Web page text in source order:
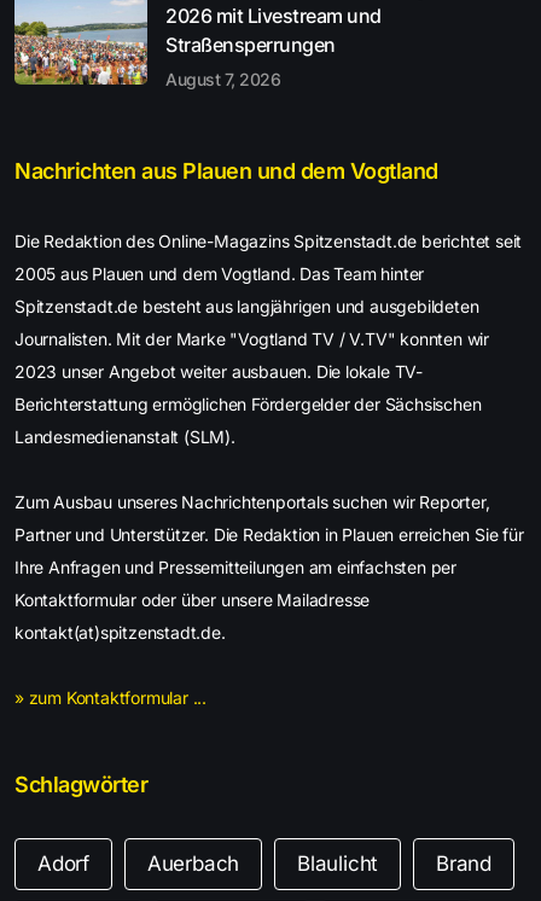
2026 mit Livestream und
Straßensperrungen
August 7, 2026
Nachrichten aus Plauen und dem Vogtland
Die Redaktion des Online-Magazins Spitzenstadt.de berichtet seit
2005 aus Plauen und dem Vogtland. Das Team hinter
Spitzenstadt.de besteht aus langjährigen und ausgebildeten
Journalisten. Mit der Marke "Vogtland TV / V.TV" konnten wir
2023 unser Angebot weiter ausbauen. Die lokale TV-
Berichterstattung ermöglichen Fördergelder der Sächsischen
Landesmedienanstalt (SLM).
Zum Ausbau unseres Nachrichtenportals suchen wir Reporter,
Partner und Unterstützer. Die Redaktion in Plauen erreichen Sie für
Ihre Anfragen und Pressemitteilungen am einfachsten per
Kontaktformular oder über unsere Mailadresse
kontakt(at)spitzenstadt.de.
» zum Kontaktformular ...
Schlagwörter
Adorf Auerbach Blaulicht Brand